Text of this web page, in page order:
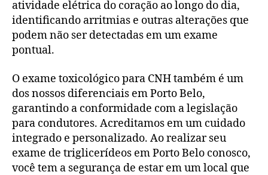
atividade elétrica do coração ao longo do dia,
identificando arritmias e outras alterações que
podem não ser detectadas em um exame
pontual.
O exame toxicológico para CNH também é um
dos nossos diferenciais em Porto Belo,
garantindo a conformidade com a legislação
para condutores. Acreditamos em um cuidado
integrado e personalizado. Ao realizar seu
exame de triglicerídeos em Porto Belo conosco,
você tem a segurança de estar em um local que